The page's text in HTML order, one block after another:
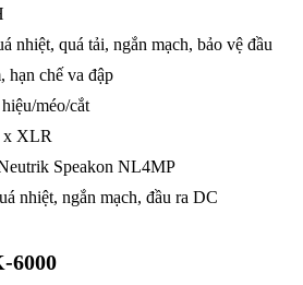
nhiệt, quá tải, ngắn mạch, bảo vệ đầu
hạn chế va đập
méo/cắt
x XLR
Speakon NL4MP
nhiệt, ngắn mạch, đầu ra DC
6000